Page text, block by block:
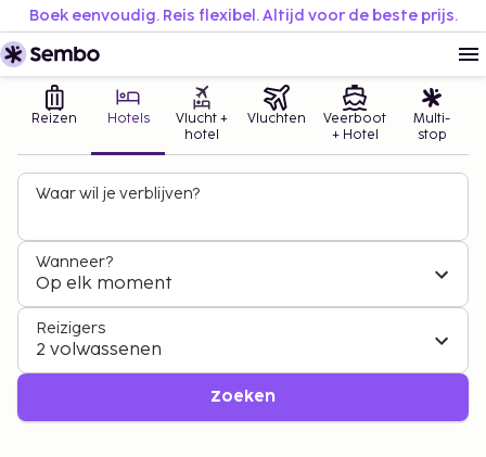
Boek eenvoudig. Reis flexibel. Altijd voor de beste prijs.
Reizen Hotels
Vlucht +
hotel
Vluchten
Veerboot
+ Hotel
Multi-
stop
Waar wil je verblijven?
Wanneer?
Op elk moment
Reizigers
2 volwassenen
Zoeken